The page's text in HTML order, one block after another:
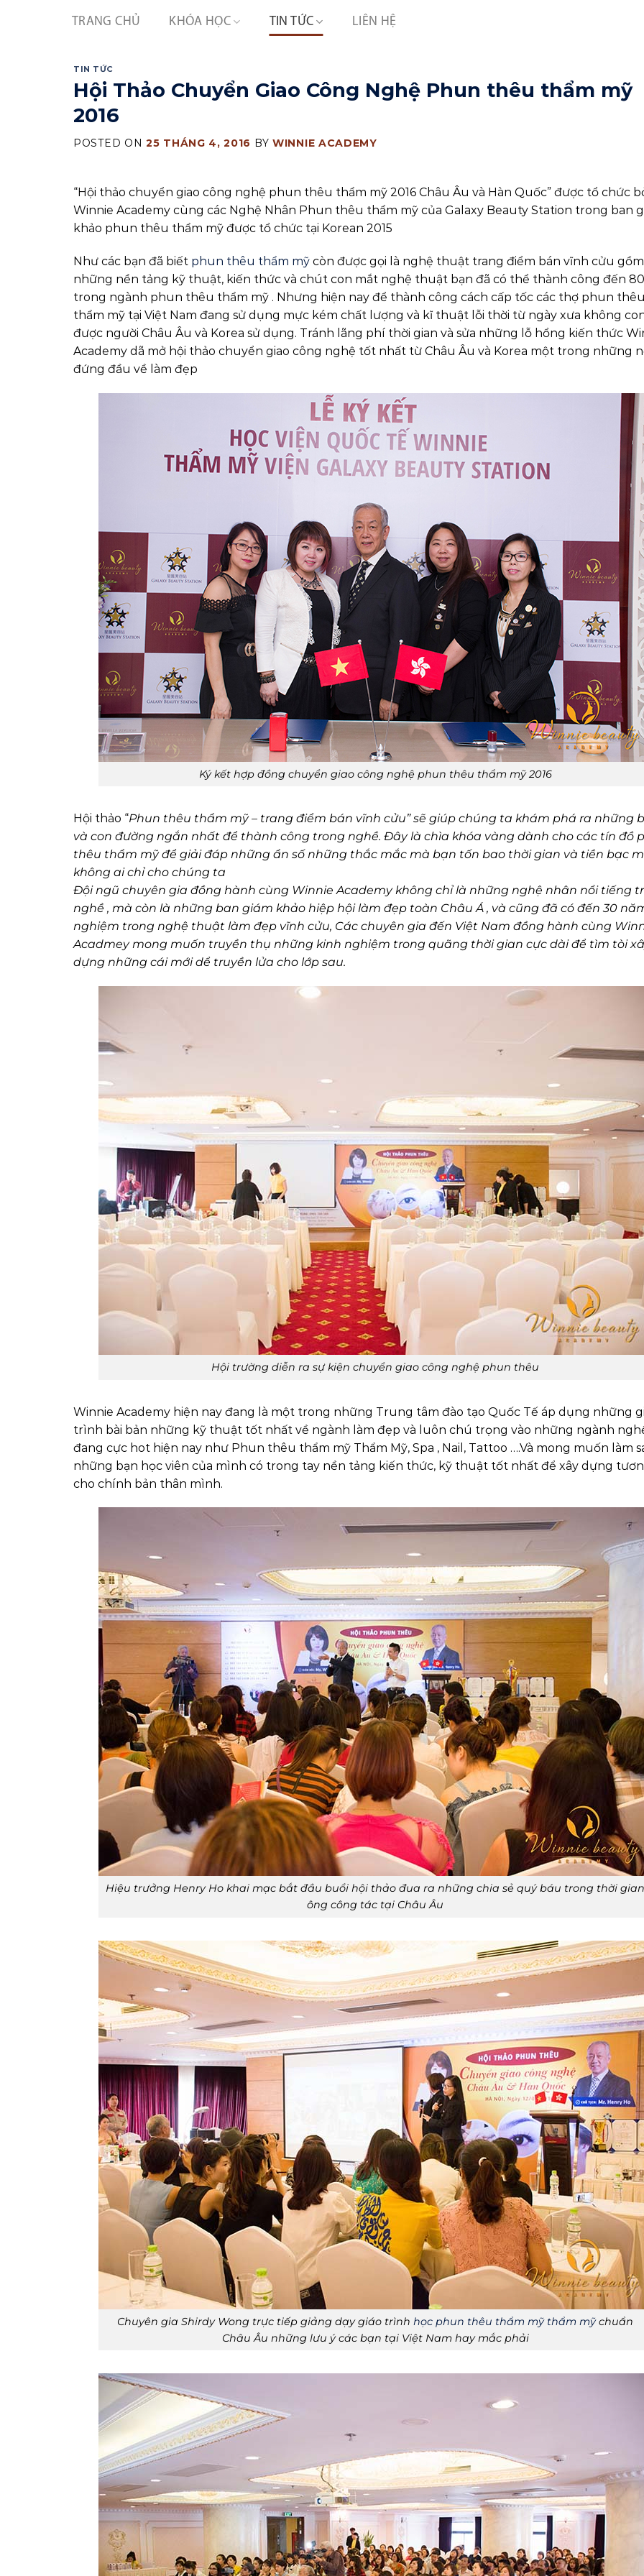
TRANG CHỦ KHÓA HỌC TIN TỨC LIÊN HỆ
TIN TỨC
Hội Thảo Chuyển Giao Công Nghệ Phun thêu thẩm mỹ
2016
POSTED ON 25 THÁNG 4, 2016 BYWINNIE ACADEMY
“Hội thảo chuyển giao công nghệ phun thêu thẩm mỹ 2016 Châu Âu và Hàn Quốc” được tổ chức
Winnie Academy cùng các Nghệ Nhân Phun thêu thẩm mỹ của Galaxy Beauty Station trong ban
khảo phun thêu thẩm mỹ được tổ chức tại Korean 2015
Như các bạn đã biết phun thêu thẩm mỹ còn được gọi là nghệ thuật trang điểm bán vĩnh cửu gồm
những nền tảng kỹ thuật, kiến thức và chút con mắt nghệ thuật bạn đã có thể thành công đến
trong ngành phun thêu thẩm mỹ . Nhưng hiện nay để thành công cách cấp tốc các thợ phun
thẩm mỹ tại Việt Nam đang sử dụng mực kém chất lượng và kĩ thuật lỗi thời từ ngày xưa không
được người Châu Âu và Korea sử dụng. Tránh lãng phí thời gian và sửa những lỗ hổng kiến thức
Academy dã mở hội thảo chuyển giao công nghệ tốt nhất từ Châu Âu và Korea một trong những
đứng đầu về làm đẹp
Ký kết hợp đồng chuyển giao công nghệ phun thêu thẩm mỹ 2016
Hội thảo “Phun thêu thẩm mỹ – trang điểm bán vĩnh cửu” sẽ giúp chúng ta khám phá ra những
và con đường ngắn nhất để thành công trong nghề. Đây là chìa khóa vàng dành cho các tín đồ
thêu thẩm mỹ để giải đáp những ẩn số những thắc mắc mà bạn tốn bao thời gian và tiền bạc
không ai chỉ cho chúng ta
Đội ngũ chuyên gia đồng hành cùng Winnie Academy không chỉ là những nghệ nhân nổi tiếng
nghề , mà còn là những ban giám khảo hiệp hội làm đẹp toàn Châu Á , và cũng đã có đến 30
nghiệm trong nghệ thuật làm đẹp vĩnh cửu, Các chuyên gia đến Việt Nam đồng hành cùng
Acadmey mong muốn truyền thụ những kinh nghiệm trong quãng thời gian cực dài để tìm tòi
dựng những cái mới dể truyền lửa cho lớp sau.
Hội trường diễn ra sự kiện chuyển giao công nghệ phun thêu
Winnie Academy hiện nay đang là một trong những Trung tâm đào tạo Quốc Tế áp dụng những
trình bài bản những kỹ thuật tốt nhất về ngành làm đẹp và luôn chú trọng vào những ngành
đang cực hot hiện nay như Phun thêu thẩm mỹ Thẩm Mỹ, Spa , Nail, Tattoo ….Và mong muốn làm
những bạn học viên của mình có trong tay nền tảng kiến thức, kỹ thuật tốt nhất để xây dựng
cho chính bản thân mình.
Hiệu trưởng Henry Ho khai mạc bắt đầu buổi hội thảo đua ra những chia sẻ quý báu trong thời gian
ông công tác tại Châu Âu
Chuyên gia Shirdy Wong trực tiếp giảng dạy giáo trình học phun thêu thẩm mỹ thẩm mỹchuẩn
Châu Âu những lưu ý các bạn tại Việt Nam hay mắc phải